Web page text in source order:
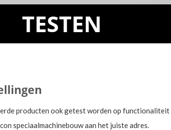
TESTEN
producten ook getest worden op
speciaalmachinebouw aan het juiste adres.